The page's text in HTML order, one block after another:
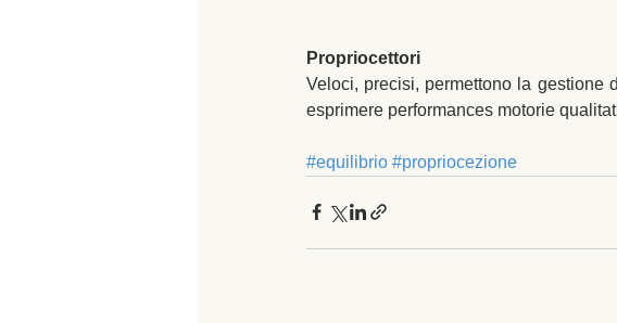
Propriocettori
Veloci, precisi, permettono la gestione
esprimere performances motorie
#equilibrio #propriocezione